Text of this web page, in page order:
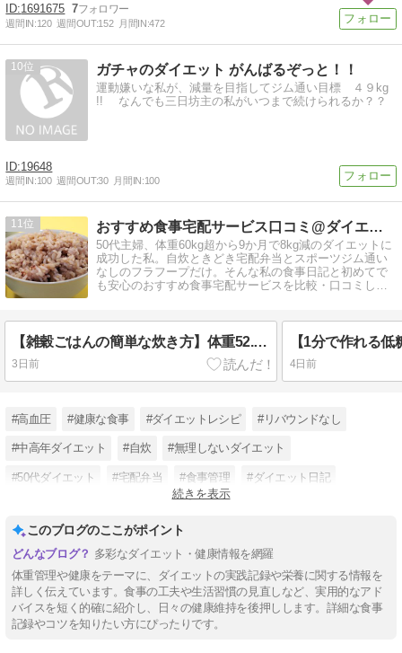
1691675 7
週間IN:120 週間OUT:152 月間IN:472
10 ガチャのダイエット がんばるぞっと！！
運動嫌いな私が、減量を目指してジム通い目標 ４９kg
!! なんでも三日坊主の私がいつまで続けられるか？？
19648
週間IN:100 週間OUT:30 月間IN:100
11 おすすめ食事宅配サービス口コミ@ダイエット
50代主婦、体重60kg超から9か月で8kg減のダイエットに
成功した私。自炊ときどき宅配弁当とスポーツジム通い
なしのフラフープだけ。そんな私の食事日記と初めてで
も安心のおすすめ食事宅配サービスを比較・口コミして
【雑穀ごはんの簡単な炊き方】体重52.7kg⇒52.4kg（2026年8月4日火曜）
3日前 4日前
#高血圧 #健康な食事 #ダイエットレシピ #リバウンドなし
#中高年ダイエット #自炊 #無理しないダイエット
#50代ダイエット #宅配弁当 #食事管理 #ダイエット日記
続きを表示
このブログのここがポイント
多彩なダイエット・健康情報を網羅
体重管理や健康をテーマに、ダイエットの実践記録や栄養に関する情報を
詳しく伝えています。食事の工夫や生活習慣の見直しなど、実用的なアド
バイスを短く的確に紹介し、日々の健康維持を後押しします。詳細な食事
記録やコツを知りたい方にぴったりです。